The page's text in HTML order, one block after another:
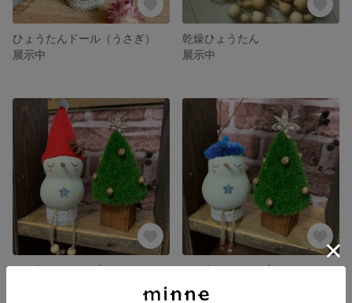
ひょうたんドール（うさぎ）
展示中
乾燥ひょうたん
展示中
ひょうたんランプ（スノーマン中）
ひょうたんランプ（スノーマン）